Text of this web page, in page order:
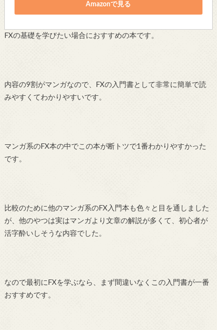
Amazonで見る
FXの基礎を学びたい場合におすすめの本です。
内容の9割がマンガなので、FXの入門書として非常に簡単で読
みやすくてわかりやすいです。
マンガ系のFX本の中でこの本が断トツで1番わかりやすかった
です。
比較のために他のマンガ系のFX入門本も色々と目を通しました
が、他のやつは実はマンガより文章の解説が多くて、初心者が
活字酔いしそうな内容でした。
なので最初にFXを学ぶなら、まず間違いなくこの入門書が一番
おすすめです。